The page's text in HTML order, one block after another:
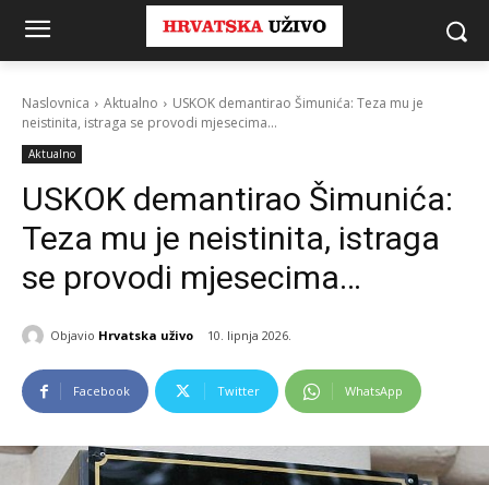
Naslovnica Aktualno
USKOK demantirao Šimunića: Teza mu je
neistinita, istraga se provodi mjesecima...
Aktualno
USKOK demantirao Šimunića:
Teza mu je neistinita, istraga
se provodi mjesecima…
Objavio Hrvatska uživo 10. lipnja 2026.
Facebook Twitter WhatsApp